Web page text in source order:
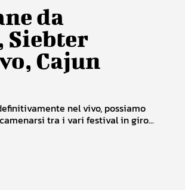
da
Siebter
Cajun
nel vivo, possiamo
tra i vari festival in giro...